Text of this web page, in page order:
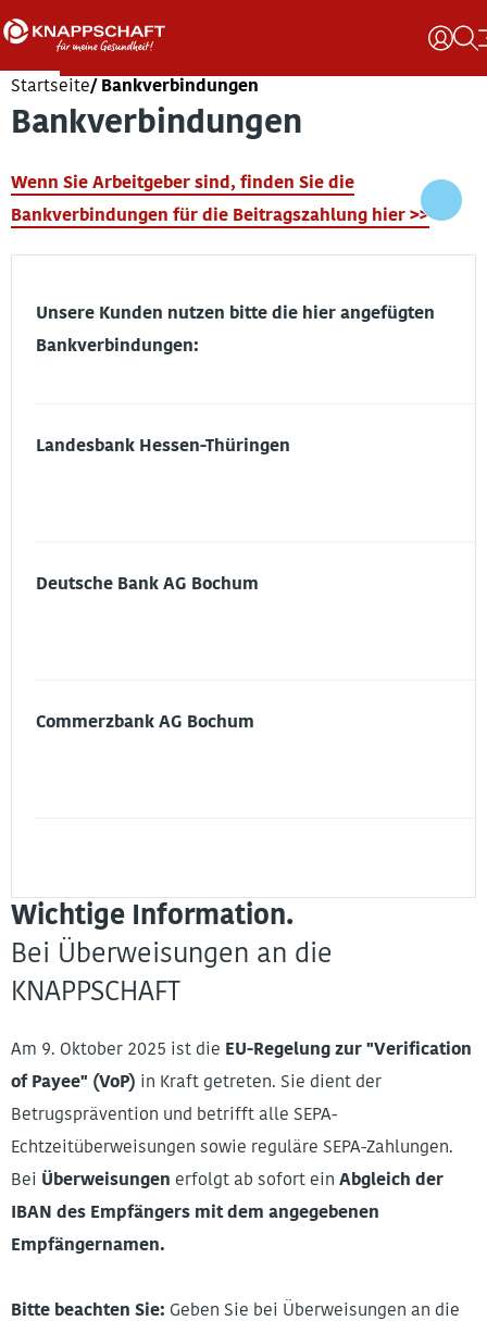
Startseite Bankverbindungen
Bankverbindungen
Wenn Sie Arbeitgeber sind, finden Sie die
Bankverbindungen für die Beitragszahlung hier >>
Unsere Kunden nutzen bitte die hier angefügten
Bankverbindungen:
Landesbank Hessen-Thüringen
Deutsche Bank AG Bochum
Commerzbank AG Bochum
Wichtige Information.
Bei Überweisungen an die
KNAPPSCHAFT
Am 9. Oktober 2025 ist die EU-Regelung zur "Verification
of Payee" (VoP) in Kraft getreten. Sie dient der
Betrugsprävention und betrifft alle SEPA-
Echtzeitüberweisungen sowie reguläre SEPA-Zahlungen.
Bei Überweisungen erfolgt ab sofort ein Abgleich der
IBAN des Empfängers mit dem angegebenen
Empfängernamen.
Bitte beachten Sie: Geben Sie bei Überweisungen an die